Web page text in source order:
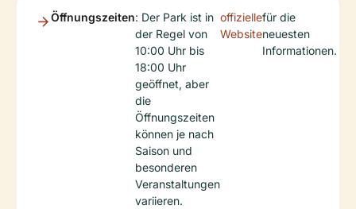
Öffnungszeiten: Der Park ist in
der Regel von
10:00 Uhr bis
18:00 Uhr
geöffnet, aber
die
Öffnungszeiten
können je nach
Saison und
besonderen
Veranstaltungen
variieren.
offizielle
Website
für die
neuesten
Informationen.